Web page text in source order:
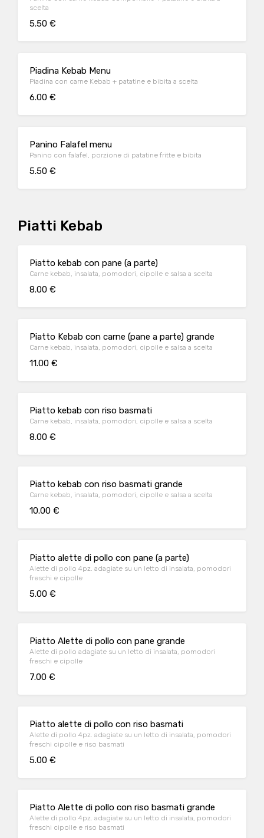
scelta
5.50 €
Piadina Kebab Menu
Piadina con carne Kebab + patatine e bibita a scelta
6.00 €
Panino Falafel menu
Panino con falafel, porzione di patatine fritte e bibita
5.50 €
Piatti Kebab
Piatto kebab con pane (a parte)
Carne kebab, insalata, pomodori, cipolle e salsa a scelta
8.00 €
Piatto Kebab con carne (pane a parte) grande
Carne kebab, insalata, pomodori, cipolle e salsa a scelta
11.00 €
Piatto kebab con riso basmati
Carne kebab, insalata, pomodori, cipolle e salsa a scelta
8.00 €
Piatto kebab con riso basmati grande
Carne kebab, insalata, pomodori, cipolle e salsa a scelta
10.00 €
Piatto alette di pollo con pane (a parte)
Alette di pollo 4pz. adagiate su un letto di insalata, pomodori
freschi e cipolle
5.00 €
Piatto Alette di pollo con pane grande
Alette di pollo adagiate su un letto di insalata, pomodori
freschi e cipolle
7.00 €
Piatto alette di pollo con riso basmati
Alette di pollo 4pz. adagiate su un letto di insalata, pomodori
freschi cipolle e riso basmati
5.00 €
Piatto Alette di pollo con riso basmati grande
Alette di pollo 4pz. adagiate su un letto di insalata, pomodori
freschi cipolle e riso basmati